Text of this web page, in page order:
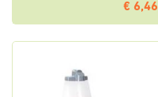
€ 6,46